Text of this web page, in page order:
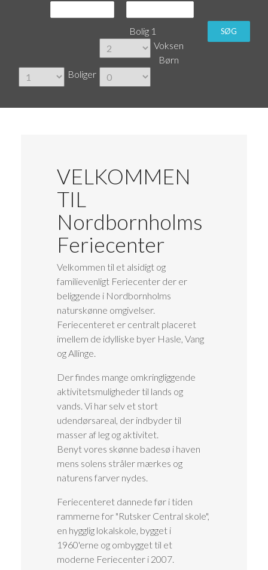
Boliger
Bolig 1
Voksen
Børn
SØG
VELKOMMEN
TIL
Nordbornholms
Feriecenter
Velkommen til et alsidigt og
familievenligt Feriecenter der er
beliggende i Nordbornholms
naturskønne omgivelser.
Feriecenteret er centralt placeret
imellem de idylliske byer Hasle, Vang
og Allinge.
Der findes mange omkringliggende
aktivitetsmuligheder til lands og
vands. Vi har selv et stort
udendørsareal, der indbyder til
masser af leg og aktivitet.
Benyt vores skønne badesø i haven
mens solens stråler mærkes og
naturens farver nydes.
Feriecenteret dannede før i tiden
rammerne for "Rutsker Central skole",
en hygglig lokalskole, bygget i
1960'erne og ombygget til et
moderne Feriecenter i 2007.